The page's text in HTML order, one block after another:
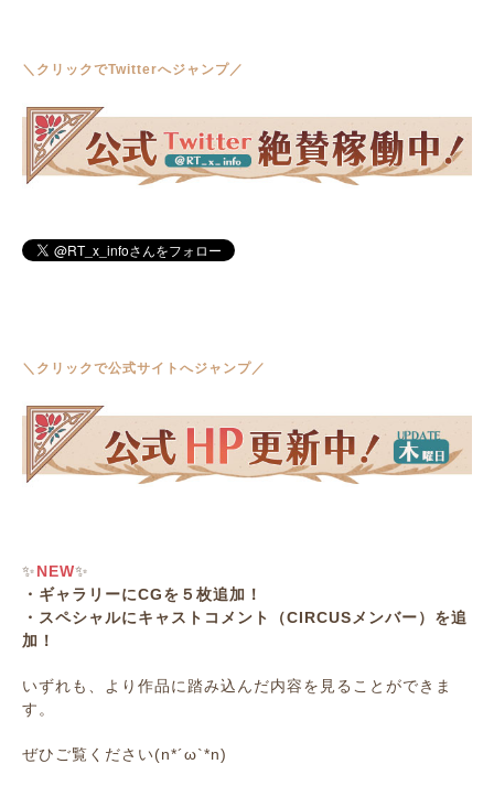
＼クリックでTwitterへジャンプ／
＼クリックで公式サイトへジャンプ／
✨NEW✨
・ギャラリーにCGを５枚追加！
・スペシャルにキャストコメント（CIRCUSメンバー）を追
加！
いずれも、より作品に踏み込んだ内容を見ることができま
す。
ぜひご覧ください(n*´ω`*n)